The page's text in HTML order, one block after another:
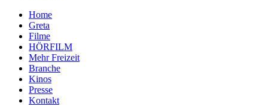
Home
Greta
Filme
HÖRFILM
Mehr Freizeit
Branche
Kinos
Presse
Kontakt